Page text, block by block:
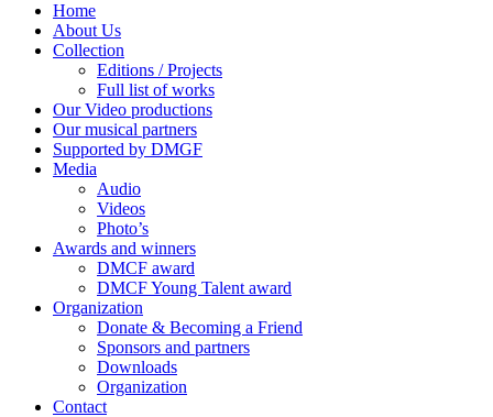
Home
About Us
Collection
Editions / Projects
Full list of works
Our Video productions
Our musical partners
Supported by DMGF
Media
Audio
Videos
Photo’s
Awards and winners
DMCF award
DMCF Young Talent award
Organization
Donate & Becoming a Friend
Sponsors and partners
Downloads
Organization
Contact